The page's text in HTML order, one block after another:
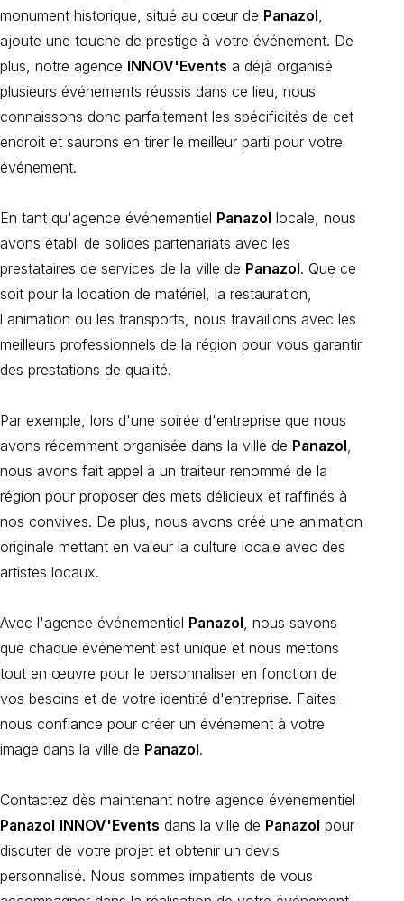
monument historique, situé au cœur de Panazol
ajoute une touche de prestige à votre événement. De
plus, notre agence INNOV'Events a déjà organisé
plusieurs événements réussis dans ce lieu, nous
connaissons donc parfaitement les spécificités de cet
endroit et saurons en tirer le meilleur parti pour votre
événement.
En tant qu'agence événementiel Panazol locale, nous
avons établi de solides partenariats avec les
prestataires de services de la ville de Panazol. Que ce
soit pour la location de matériel, la restauration,
l'animation ou les transports, nous travaillons avec les
meilleurs professionnels de la région pour vous garantir
des prestations de qualité.
Par exemple, lors d'une soirée d'entreprise que nous
avons récemment organisée dans la ville de Panazol
nous avons fait appel à un traiteur renommé de la
région pour proposer des mets délicieux et raffinés à
nos convives. De plus, nous avons créé une animation
originale mettant en valeur la culture locale avec des
artistes locaux.
Avec l'agence événementiel Panazol , nous savons
que chaque événement est unique et nous mettons
tout en œuvre pour le personnaliser en fonction de
vos besoins et de votre identité d'entreprise. Faites-
nous confiance pour créer un événement à votre
image dans la ville de Panazol.
Contactez dès maintenant notre agence événementiel
Panazol INNOV'Events dans la ville de Panazol pour
discuter de votre projet et obtenir un devis
personnalisé. Nous sommes impatients de vous